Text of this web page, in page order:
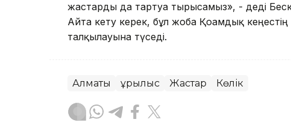
жастарды да тартуға тырысамыз», - деді
Айта кету керек, бұл жоба Қоғамдық
талқылауына түседі.
Алматы Құрылыс Жастар Көлік